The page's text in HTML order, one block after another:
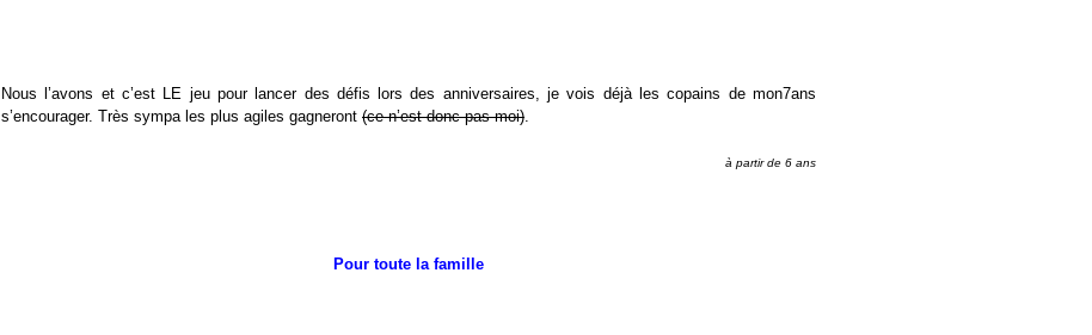
Nous l’avons et c’est LE jeu pour lancer des défis lors des anniversaires, je vois déjà les copains de mon7ans
s’encourager. Très sympa les plus agiles gagneront (ce n’est donc pas moi).
à partir de 6 ans
Pour toute la famille